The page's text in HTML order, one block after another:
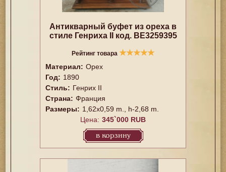
Антикварный буфет из ореха в
стиле Генриха II код. BE3259395
Рейтинг товара ★★★★★
Материал: Орех
Год: 1890
Стиль: Генрих II
Страна: Франция
Размеры: 1,62x0,59 m., h-2,68 m.
Цена: 345`000 RUB
в корзину